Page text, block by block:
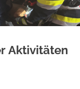
Aktivitäten